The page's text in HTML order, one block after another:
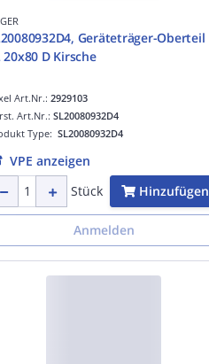
Geräteträger-Oberteil
20x80 D Kirsche
Art.Nr.: 2929103
Type: SL20080932D4
Art.Nr.: SL20080932D4
VPE anzeigen
Stück
Hinzufügen
Anmelden